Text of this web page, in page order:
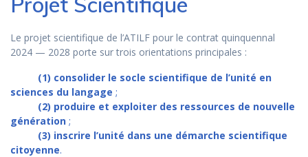
Le projet scientifique de l’ATILF pour le contrat quinquennal
2024 — 2028 porte sur trois orientations principales :
(1) consolider le socle scientifique de l’unité en
sciences du langage ;
(2) produire et exploiter des ressources de nouvelle
génération ;
(3) inscrire l’unité dans une démarche scientifique
citoyenne.